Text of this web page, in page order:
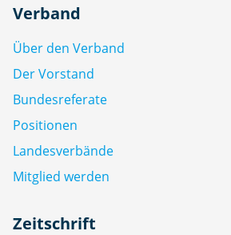
Verband
Über den Verband
Der Vorstand
Bundesreferate
Positionen
Landesverbände
Mitglied werden
Zeitschrift